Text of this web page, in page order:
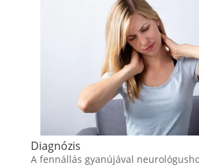
Diagnózis
A fennállás gyanújával